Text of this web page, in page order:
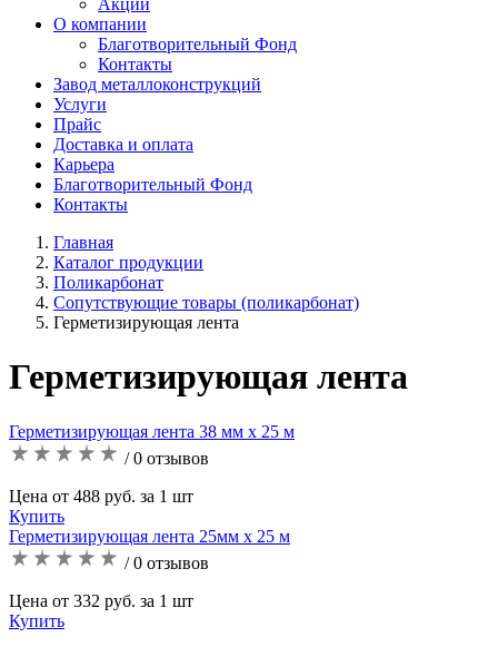
Акции
О компании
Благотворительный Фонд
Контакты
Завод металлоконструкций
Услуги
Прайс
Доставка и оплата
Карьера
Благотворительный Фонд
Контакты
Главная
Каталог продукции
Поликарбонат
Сопутствующие товары (поликарбонат)
Герметизирующая лента
Герметизирующая лента
Герметизирующая лента 38 мм х 25 м
/ 0 отзывов
Цена от 488 руб. за 1 шт
Купить
Герметизирующая лента 25мм х 25 м
/ 0 отзывов
Цена от 332 руб. за 1 шт
Купить